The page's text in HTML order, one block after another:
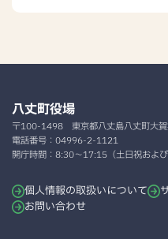
八丈町役場
〒100-1498 東京都八丈島八丈町大
電話番号： 04996-2-1121
開庁時間： 8:30～17:15（土日祝およ
個人情報の取扱いについて
お問い合わせ